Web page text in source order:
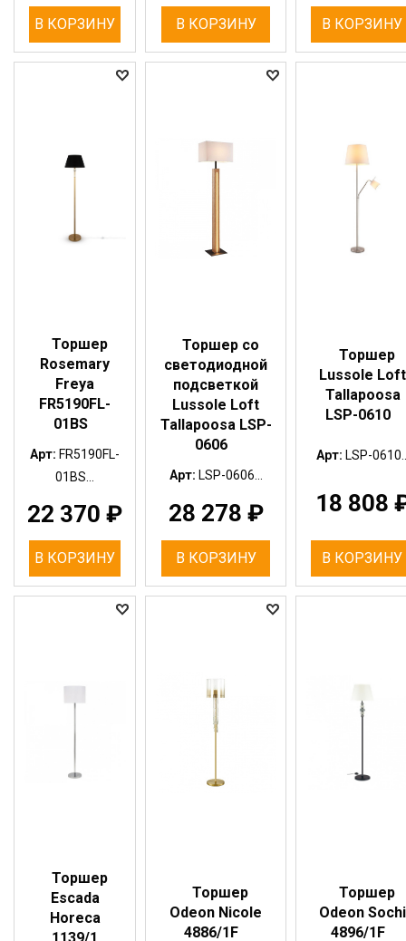
В КОРЗИНУ В КОРЗИНУ В КОРЗИНУ
Торшер
Rosemary
Freya
FR5190FL-
01BS
Арт: FR5190FL-
01BS...
22 370 ₽
В КОРЗИНУ
Торшер со
светодиодной
подсветкой
Lussole Loft
Tallapoosa LSP-
0606
Арт: LSP-0606...
28 278 ₽
В КОРЗИНУ
Торшер
Lussole Loft
Tallapoosa
LSP-0610
Арт: LSP-
18 808
В КОРЗИНУ
Торшер
Escada
Horeca
Торшер
Odeon Nicole
4886/1F
Торшер
Odeon Sochi
4896/1F